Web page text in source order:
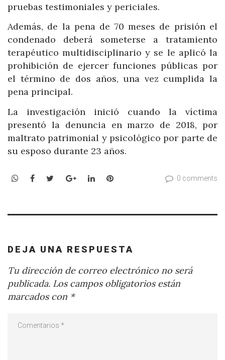
pruebas testimoniales y periciales.
Además, de la pena de 70 meses de prisión el
condenado deberá someterse a tratamiento
terapéutico multidisciplinario y se le aplicó la
prohibición de ejercer funciones públicas por
el término de dos años, una vez cumplida la
pena principal.
La investigación inició cuando la víctima
presentó la denuncia en marzo de 2018, por
maltrato patrimonial y psicológico por parte de
su esposo durante 23 años.
WhatsApp
Facebook
TwitterGoogle+LinkedInPinterest 0 comments
DEJA UNA RESPUESTA
Tu dirección de correo electrónico no será
publicada. Los campos obligatorios están
marcados con *